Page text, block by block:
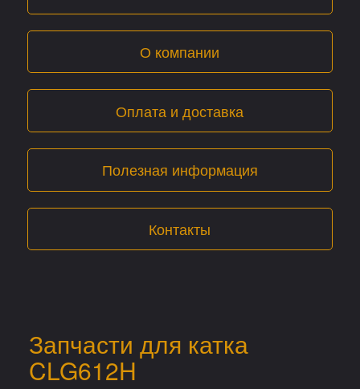
О компании
Оплата и доставка
Полезная информация
Контакты
Запчасти для катка
CLG612H